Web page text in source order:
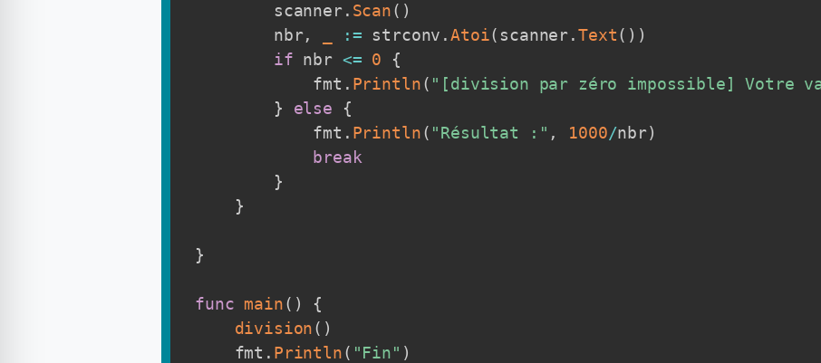
        scanner
. Scan( )
        nbr
, := strconv .Atoi( scanner.Text( ) )
if nbr <= 0
{
            fmt
. Println( "[division par zéro impossible] Votre
}
else
{
            fmt
. Println( "Résultat :" , 1000/nbr)
break
}
}
}
func main( )
{
division( )
    fmt
. Println( "Fin" )